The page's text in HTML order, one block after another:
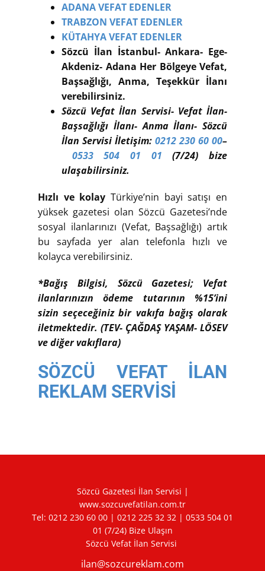
ADANA VEFAT EDENLER
TRABZON VEFAT EDENLER
KÜTAHYA VEFAT EDENLER
Sözcü İlan İstanbul- Ankara- Ege-
Akdeniz- Adana Her Bölgeye Vefat,
Başsağlığı, Anma, Teşekkür İlanı
verebilirsiniz.
Sözcü Vefat İlan Servisi- Vefat İlan-
Başsağlığı İlanı- Anma İlanı- Sözcü
İlan Servisi İletişim: 0212 230 60 00–
0533 504 01 01 (7/24) bize
ulaşabilirsiniz.
Hızlı ve kolay Türkiye’nin bayi satışı en
yüksek gazetesi olan Sözcü Gazetesi’nde
sosyal ilanlarınızı (Vefat, Başsağlığı) artık
bu sayfada yer alan telefonla hızlı ve
kolayca verebilirsiniz.
*Bağış Bilgisi, Sözcü Gazetesi; Vefat
ilanlarınızın ödeme tutarının %15’ini
sizin seçeceğiniz bir vakıfa bağış olarak
iletmektedir. (TEV- ÇAĞDAŞ YAŞAM- LÖSEV
ve diğer vakıflara)
SÖZCÜ VEFAT İLAN
REKLAM SERVİSİ
Sözcü Gazetesi İlan Servisi |
www.sozcuvefatilan.com.tr
Tel: 0212 230 60 00 | 0212 225 32 32 | 0533 504 01
01 (7/24) Bize Ulaşın
Sözcü Vefat İlan Servisi
ilan@sozcureklam.com